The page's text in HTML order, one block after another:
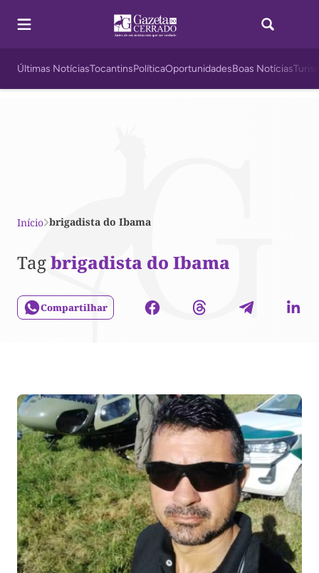
Últimas NotíciasTocantinsPolíticaOportunidadesBoas Notícias
Início brigadista do Ibama
Tagbrigadista do Ibama
Compartilhar